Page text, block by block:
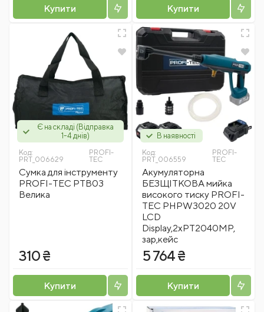
Купити Купити
Є на складі (Відправка
1-4 днів)
Код:
PRT_006629
PROFI-
TEC
Сумка для інструменту
PROFI-TEC PTB03
Велика
310 ₴
Купити
В наявності
Код:
PRT_006559
PROFI-
TEC
Акумуляторна
БЕЗЩІТКОВА мийка
високого тиску PROFI-
TEC PHPW3020 20V
LCD
Display,2хPT2040MP,
зар,кейс
5 764 ₴
Купити